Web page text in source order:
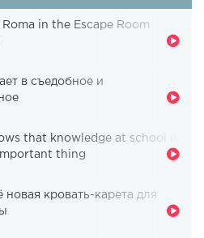
Roma in the Escape Room
в съедобное и
that knowledge at school is
thing
новая кровать-карета для